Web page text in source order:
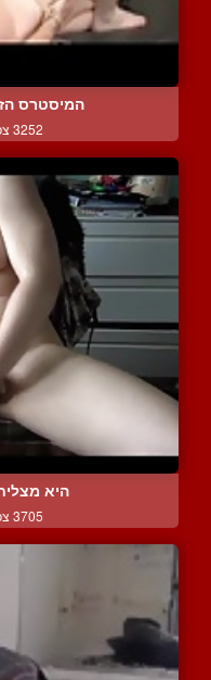
המיסטרס
3252 צפיות
היא
3705 צפיות